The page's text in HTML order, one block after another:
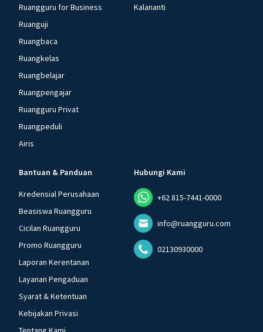
Ruangguru for Business
Ruanguji
Ruangbaca
Ruangkelas
Ruangbelajar
Ruangpengajar
Ruangguru Privat
Ruangpeduli
Airis
Kalananti
Bantuan & Panduan
Kredensial Perusahaan
Beasiswa Ruangguru
Cicilan Ruangguru
Promo Ruangguru
Laporan Kerentanan
Layanan Pengaduan
Syarat & Ketentuan
Kebijakan Privasi
Hubungi Kami
+62 815-7441-0000
info@ruangguru.com
02130930000